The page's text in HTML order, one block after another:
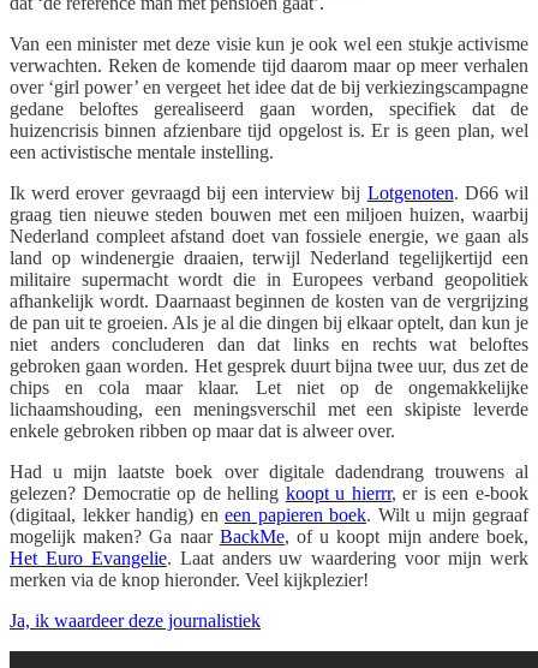
Van een minister met deze visie kun je ook wel een stukje activisme
verwachten. Reken de komende tijd daarom maar op meer verhalen
over ‘girl power’ en vergeet het idee dat de bij verkiezingscampagne
gedane beloftes gerealiseerd gaan worden, specifiek dat de
huizencrisis binnen afzienbare tijd opgelost is. Er is geen plan, wel
een activistische mentale instelling.
Ik werd erover gevraagd bij een interview bij Lotgenoten. D66 wil
graag tien nieuwe steden bouwen met een miljoen huizen, waarbij
Nederland compleet afstand doet van fossiele energie, we gaan als
land op windenergie draaien, terwijl Nederland tegelijkertijd een
militaire supermacht wordt die in Europees verband geopolitiek
afhankelijk wordt. Daarnaast beginnen de kosten van de vergrijzing
de pan uit te groeien. Als je al die dingen bij elkaar optelt, dan kun je
niet anders concluderen dan dat links en rechts wat beloftes
gebroken gaan worden. Het gesprek duurt bijna twee uur, dus zet de
chips en cola maar klaar. Let niet op de ongemakkelijke
lichaamshouding, een meningsverschil met een skipiste leverde
enkele gebroken ribben op maar dat is alweer over.
Had u mijn laatste boek over digitale dadendrang trouwens al
gelezen? Democratie op de helling koopt u hierrr, er is een e-book
(digitaal, lekker handig) en een papieren boek. Wilt u mijn gegraaf
mogelijk maken? Ga naar BackMe, of u koopt mijn andere boek,
Het Euro Evangelie. Laat anders uw waardering voor mijn werk
merken via de knop hieronder. Veel kijkplezier!
Ja, ik waardeer deze journalistiek